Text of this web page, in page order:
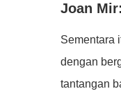
Joan
Sementara
dengan
tantangan